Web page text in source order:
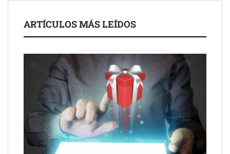
La luz roja, el nuevo aftersun, actúa en la recuperación de la piel
Eulalia Roig lanza ‘The Journal’, una revista digital mensual de
entrevistas y fotografía editorial
ARTÍCULOS MÁS LEÍDOS